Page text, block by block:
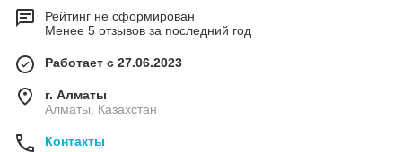
Рейтинг не сформирован
Менее 5 отзывов за последний год
Работает с 27.06.2023
г. Алматы
Алматы, Казахстан
Контакты